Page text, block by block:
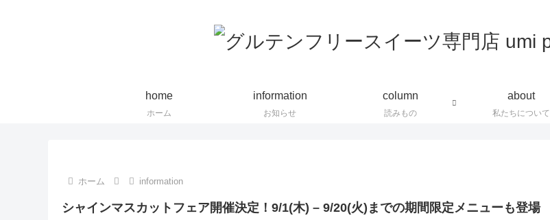
home
ホーム
information
お知らせ
column
読みもの
about
私たちについて
ホーム information
シャインマスカットフェア開催決定！9/1(木) – 9/20(火)までの期間限定メニューも登場